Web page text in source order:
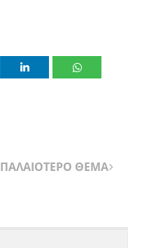
ΠΑΛΑΙΟΤΕΡΟ ΘΕΜΑ